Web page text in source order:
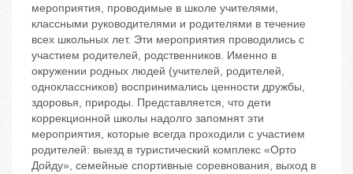
мероприятия, проводимые в школе учителями,
классными руководителями и родителями в течение
всех школьных лет. Эти мероприятия проводились с
участием родителей, родственников. Именно в
окружении родных людей (учителей, родителей,
одноклассников) воспринимались ценности дружбы,
здоровья, природы. Представляется, что дети
коррекционной школы надолго запомнят эти
мероприятия, которые всегда проходили с участием
родителей: выезд в туристический комплекс «Орто
Дойду», семейные спортивные соревнования, выход в